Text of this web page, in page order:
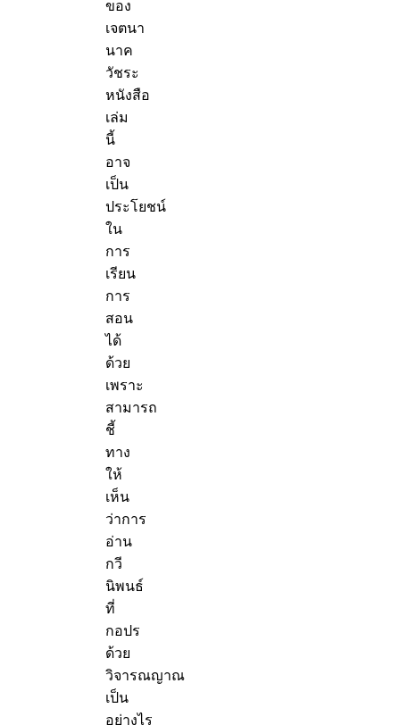
ของ
เจตนา
นาค
วัชระ
หนังสือ
เล่ม
นี้
อาจ
เป็น
ประโยชน์
ใน
การ
เรียน
การ
สอน
ได้
ด้วย
เพราะ
สามารถ
ชี้
ทาง
ให้
เห็น
ว่าการ
อ่าน
กวี
นิพนธ์
ที่
กอปร
ด้วย
วิจารณญาณ
เป็น
อย่างไร